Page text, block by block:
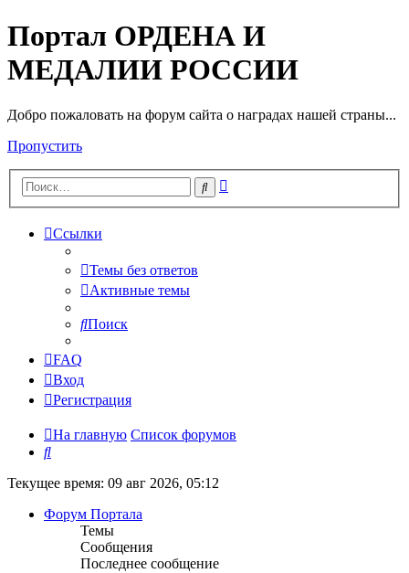
Портал ОРДЕНА И
МЕДАЛИИ РОССИИ
Добро пожаловать на форум сайта о наградах нашей страны...
Пропустить
Поиск
Ссылки
Темы без ответов
Активные темы
Поиск
FAQ
Вход
Регистрация
На главную Список форумов
Поиск
Текущее время: 09 авг 2026, 05:12
Форум Портала
Темы
Сообщения
Последнее сообщение